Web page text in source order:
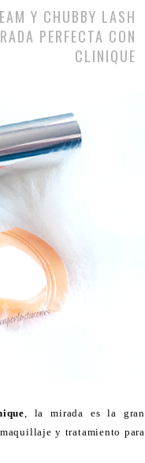
Y CHUBBY LASH
PERFECTA CON
CLINIQUE
, la mirada es la gran
y tratamiento para